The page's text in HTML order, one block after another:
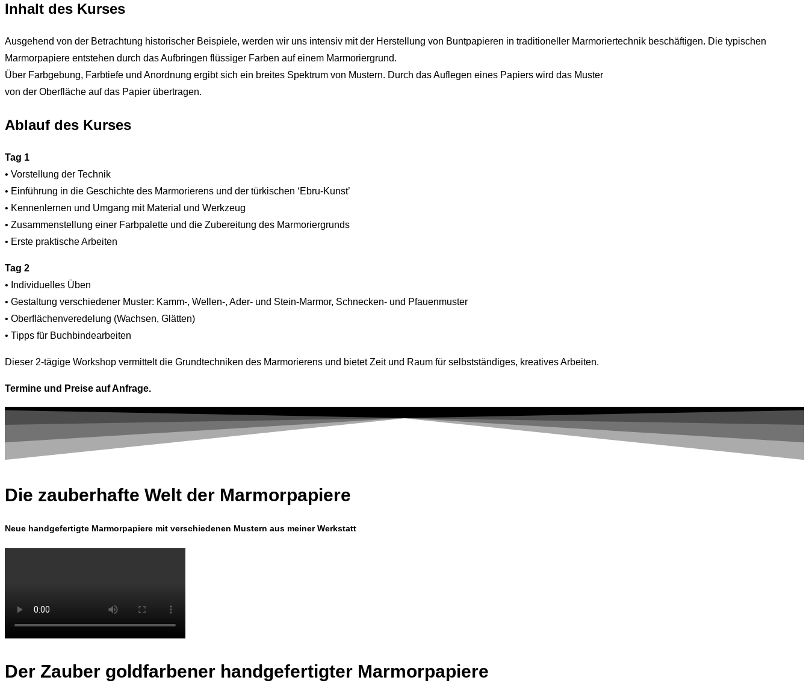
Inhalt des Kurses
Ausgehend von der Betrachtung historischer Beispiele, werden wir uns intensiv mit der Herstellung von Buntpapieren in traditioneller Marmoriertechnik beschäftigen. Die typischen
Marmorpapiere entstehen durch das Aufbringen flüssiger Farben auf einem Marmoriergrund.
Über Farbgebung, Farbtiefe und Anordnung ergibt sich ein breites Spektrum von Mustern. Durch das Auflegen eines Papiers wird das Muster
von der Oberfläche auf das Papier übertragen.
Ablauf des Kurses
Tag 1
• Vorstellung der Technik
• Einführung in die Geschichte des Marmorierens und der türkischen ‘Ebru-Kunst’
• Kennenlernen und Umgang mit Material und Werkzeug
• Zusammenstellung einer Farbpalette und die Zubereitung des Marmoriergrunds
• Erste praktische Arbeiten
Tag 2
• Individuelles Üben
• Gestaltung verschiedener Muster: Kamm-, Wellen-, Ader- und Stein-Marmor, Schnecken- und Pfauenmuster
• Oberflächenveredelung (Wachsen, Glätten)
• Tipps für Buchbindearbeiten
Dieser 2-tägige Workshop vermittelt die Grundtechniken des Marmorierens und bietet Zeit und Raum für selbstständiges, kreatives Arbeiten.
Termine und Preise auf Anfrage.
Die zauberhafte Welt der Marmorpapiere
Neue handgefertigte Marmorpapiere mit verschiedenen Mustern aus meiner Werkstatt
Der Zauber goldfarbener handgefertigter Marmorpapiere